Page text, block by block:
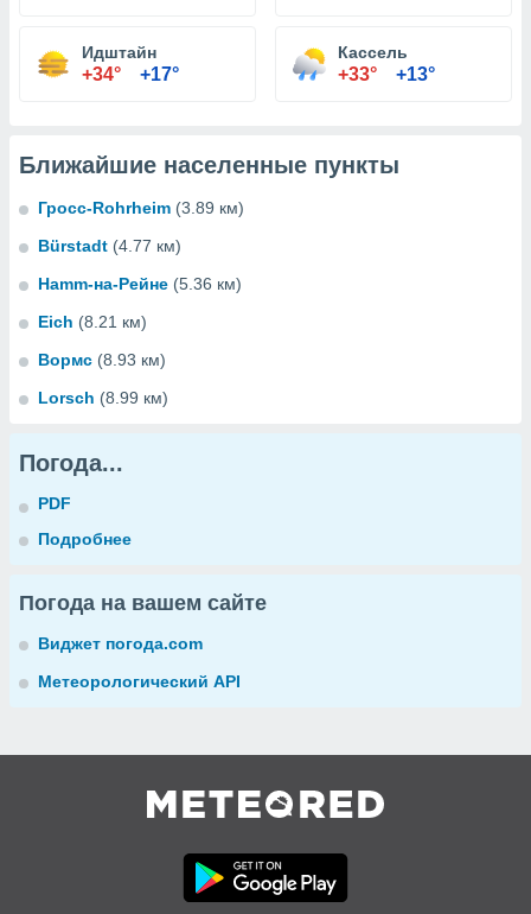
Идштайн
+34° +17°
Кассель
+33° +13°
Ближайшие населенные пункты
Гросс-Rohrheim (3.89 км)
Bürstadt (4.77 км)
Hamm-на-Рейне (5.36 км)
Eich (8.21 км)
Вормс (8.93 км)
Lorsch (8.99 км)
Погода...
PDF
Подробнее
Погода на вашем сайте
Виджет погода.com
Метеорологический API